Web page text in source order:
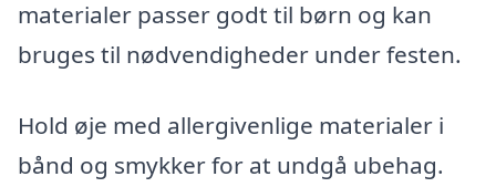
materialer passer godt til børn og kan
bruges til nødvendigheder under festen.
Hold øje med allergivenlige materialer i
bånd og smykker for at undgå ubehag.